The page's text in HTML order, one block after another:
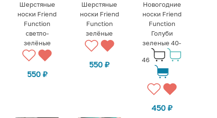
Шерстяные
носки Friend
Function
светло-
зелёные
550 ₽
Шерстяные
носки Friend
Function
зелёные
550₽
Новогодние
носки Friend
Function
Голуби
зеленые 40-
46
450 ₽